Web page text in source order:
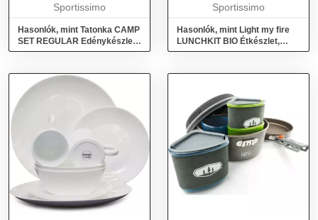
Sportissimo
Hasonlók, mint Tatonka CAMP
SET REGULAR Edénykészlet,
ezüst, méret
Sportissimo
Hasonlók, mint Light my fire
LUNCHKIT BIO Étkészlet,
barna, méret